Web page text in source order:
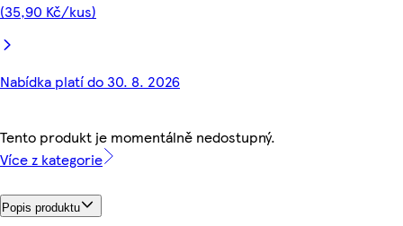
(35,90 Kč/kus)
Nabídka platí do 30. 8. 2026
Tento produkt je momentálně nedostupný.
Více z kategorie
Popis produktu